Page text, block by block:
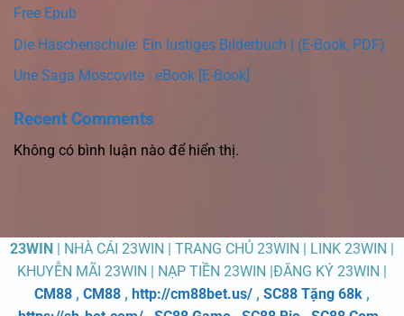
Free Epub
Die Häschenschule: Ein lustiges Bilderbuch | (E-Book, PDF)
Une Saga Moscovite : eBook [E-Book]
Recent Comments
Không có bình luận nào để hiển thị.
23WIN | NHÀ CÁI 23WIN | TRANG CHỦ 23WIN | LINK 23WIN |
KHUYỄN MÃI 23WIN | NẠP TIỀN 23WIN |ĐĂNG KÝ 23WIN |
CM88 , CM88 , http://cm88bet.us/ , SC88 Tặng 68k ,